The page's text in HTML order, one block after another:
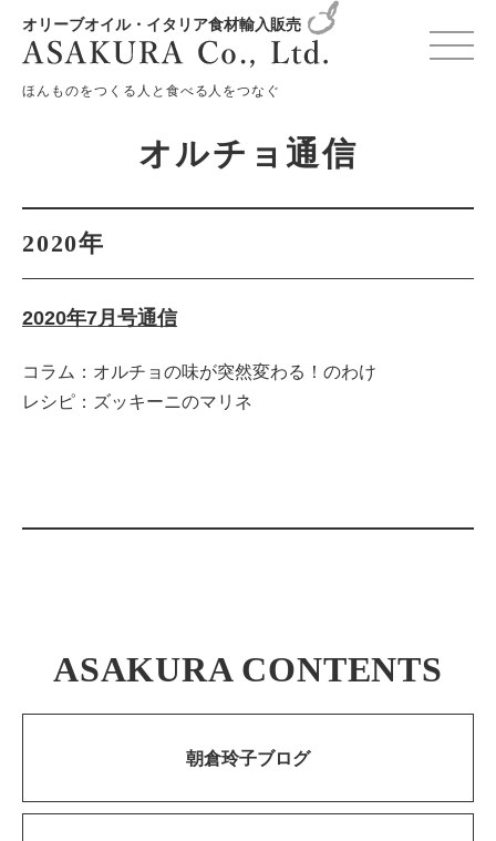
オリーブオイル・イタリア食材輸入販売
ほんものをつくる人と食べる人をつなぐ
変更確認プレビュー
オルチョ通信
2020年
2020年7月号通信
コラム：オルチョの味が突然変わる！のわけ
レシピ：ズッキーニのマリネ
ASAKURA CONTENTS
朝倉玲子ブログ